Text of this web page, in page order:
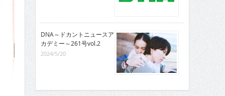
DNA～ドカントニュースア
カデミー～261号vol.2
2024/5/20